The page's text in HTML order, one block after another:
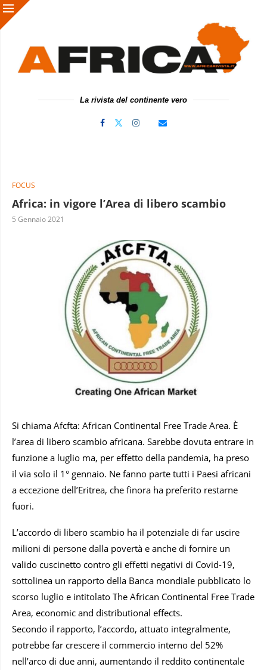
La rivista del continente vero
FOCUS
Africa: in vigore l’Area di libero scambio
5 Gennaio 2021
Si chiama Afcfta: African Continental Free Trade Area. È
l’area di libero scambio africana. Sarebbe dovuta entrare in
funzione a luglio ma, per effetto della pandemia, ha preso
il via solo il 1° gennaio. Ne fanno parte tutti i Paesi africani
a eccezione dell’Eritrea, che finora ha preferito restarne
fuori.
L’accordo di libero scambio ha il potenziale di far uscire
milioni di persone dalla povertà e anche di fornire un
valido cuscinetto contro gli effetti negativi di Covid-19,
sottolinea un rapporto della Banca mondiale pubblicato lo
scorso luglio e intitolato The African Continental Free Trade
Area, economic and distributional effects.
Secondo il rapporto, l’accordo, attuato integralmente,
potrebbe far crescere il commercio interno del 52%
nell’arco di due anni, aumentando il reddito continentale